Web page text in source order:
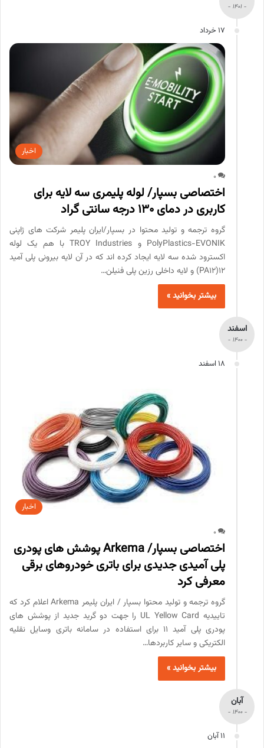
- 1401 -
17 خرداد
اخبار
0
اختصاصی بسپار/ لوله پلیمری سه لایه برای
کاربری در دمای 130 درجه سانتی گراد
گروه ترجمه و تولید محتوا در بسپار/ایران پلیمر شرکت های ژاپنی
PolyPlastics-EVONIK و TROY Industries با هم یک لوله
اکسترود شده سه لایه ایجاد کرده اند که در آن لایه بیرونی پلی آمید
12(PA12) و لایه داخلی رزین پلی فنیلن…
بیشتر بخوانید »
اسفند
- 1400 -
18 اسفند
اخبار
0
اختصاصی بسپار/ Arkema پوشش های پودری
پلی آمیدی جدیدی برای باتری خودروهای برقی
معرفی کرد
گروه ترجمه و تولید محتوا بسپار / ایران پلیمر Arkema اعلام کرد که
تاییدیه UL Yellow Card را جهت دو گرید جدید از پوشش های
پودری پلی آمید 11 برای استفاده در سامانه باتری وسایل نقلیه
الکتریکی و سایر کاربردها…
بیشتر بخوانید »
آبان
- 1400 -
11 آبان